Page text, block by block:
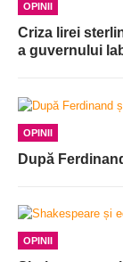
OPINII
Criza lirei
a guvernului
OPINII
După
OPINII